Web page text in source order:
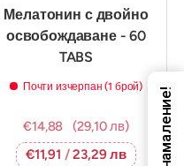
Мелатонин с двойно
освобождаване - 60
TABS
Почти изчерпан (1 брой)
€14,88
(29,10 лв)
€11,91 /23,29 лв